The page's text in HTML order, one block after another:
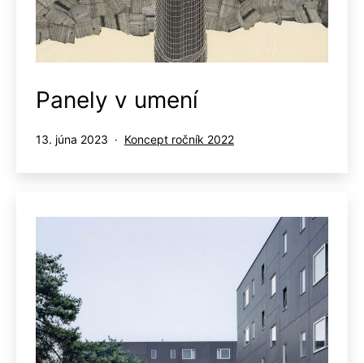
Panely v umení
Publikované
13. júna 2023
Kategorizované
Koncept ročník 2022